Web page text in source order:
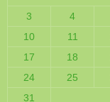
3
4
10
11
17
18
24
25
31